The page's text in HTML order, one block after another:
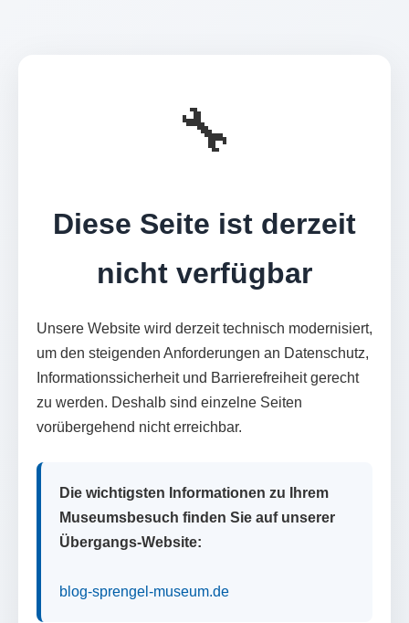
🔧
Diese Seite ist derzeit
nicht verfügbar
Unsere Website wird derzeit technisch modernisiert,
um den steigenden Anforderungen an Datenschutz,
Informationssicherheit und Barrierefreiheit gerecht
zu werden. Deshalb sind einzelne Seiten
vorübergehend nicht erreichbar.
Die wichtigsten Informationen zu Ihrem
Museumsbesuch finden Sie auf unserer
Übergangs-Website:
blog-sprengel-museum.de